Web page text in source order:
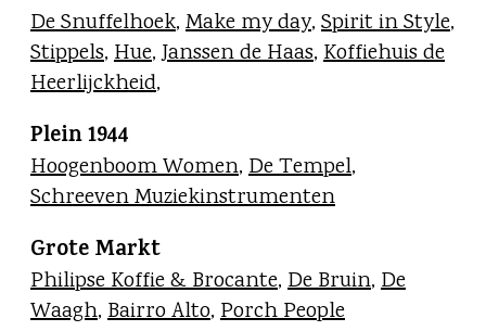
De Snuffelhoek, Make my day, Spirit in Style,
Stippels, Hue,Janssen de Haas, Koffiehuis de
Heerlijckheid,
Plein 1944
Hoogenboom Women, De Tempel,
Schreeven Muziekinstrumenten
Grote Markt
Philipse Koffie & Brocante, De Bruin, De
Waagh, Bairro Alto, Porch People